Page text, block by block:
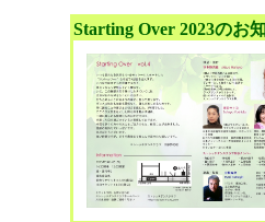
Starting Over 2023のお